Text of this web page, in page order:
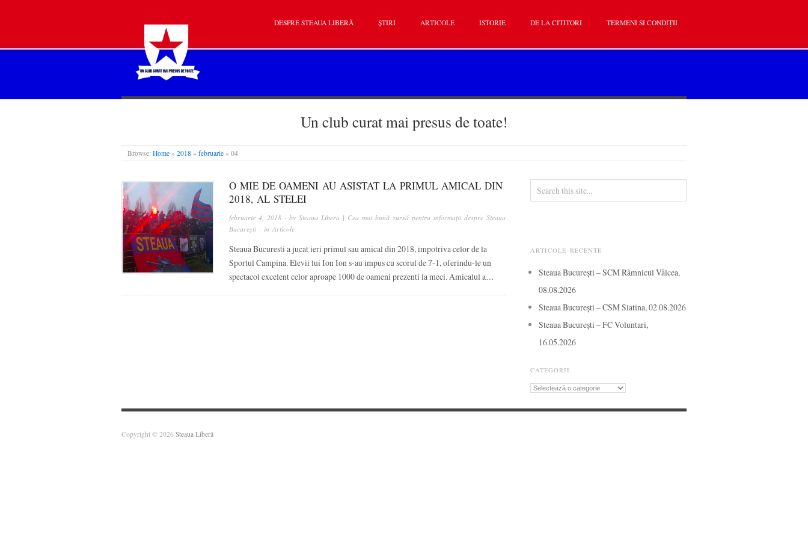
STEAUA LIBERĂ
DESPRE STEAUA LIBERĂ ȘTIRI ARTICOLE ISTORIE DE LA CITITORI TERMENI SI CONDIȚII
Un club curat mai presus de toate!
Browse: Home » 2018 » februarie » 04
O MIE DE OAMENI AU ASISTAT LA PRIMUL AMICAL DIN
2018, AL STELEI
februarie 4, 2018 · by Steaua Libera | Cea mai bună sursă pentru informații despre Steaua
București · in Articole
Steaua Bucuresti a jucat ieri primul sau amical din 2018, impotriva celor de la
Sportul Campina. Elevii lui Ion Ion s-au impus cu scorul de 7-1, oferindu-le un
spectacol excelent celor aproape 1000 de oameni prezenti la meci. Amicalul a…
ARTICOLE RECENTE
Steaua București – SCM Râmnicul Vâlcea,
08.08.2026
Steaua București – CSM Slatina, 02.08.2026
Steaua București – FC Voluntari,
16.05.2026
CATEGORII
Categorii
Copyright © 2026 Steaua Liberă